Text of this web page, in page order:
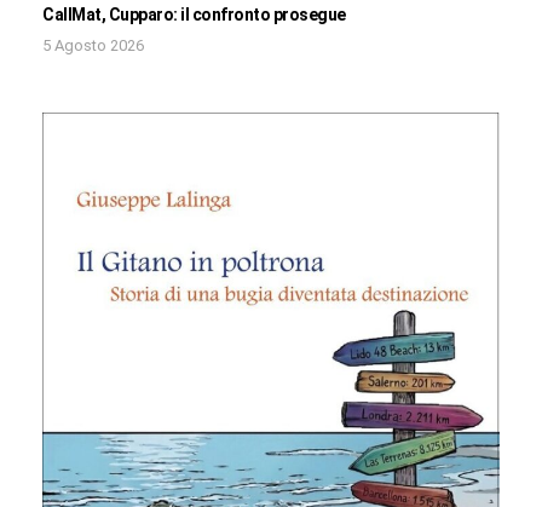
CallMat, Cupparo: il confronto prosegue
5 Agosto 2026